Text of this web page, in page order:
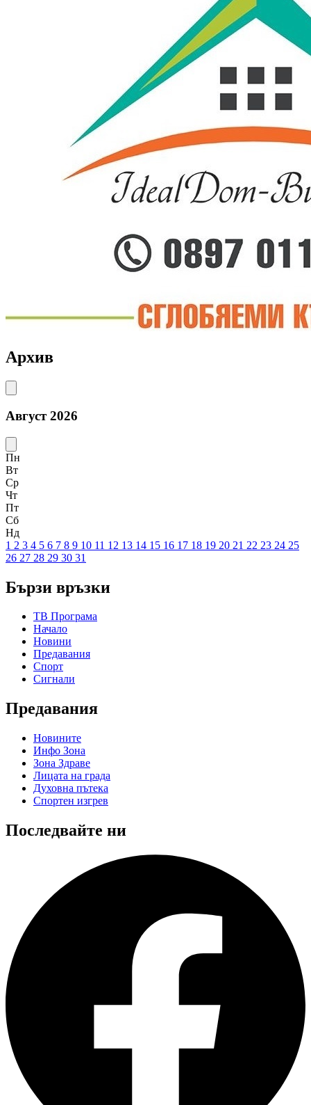
Архив
Август 2026
Пн
Вт
Ср
Чт
Пт
Сб
Нд
1 2 3 4 5 6 7 8 9 10 11 12 13 14 15 16 17 18 19 20 21 22 23 24 25
26 27 28 29 30 31
Бързи връзки
ТВ Програма
Начало
Новини
Предавания
Спорт
Сигнали
Предавания
Новините
Инфо Зона
Зона Здраве
Лицата на града
Духовна пътека
Спортен изгрев
Последвайте ни